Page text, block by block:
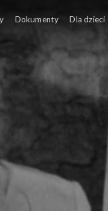
Dokumenty Dla dzieci